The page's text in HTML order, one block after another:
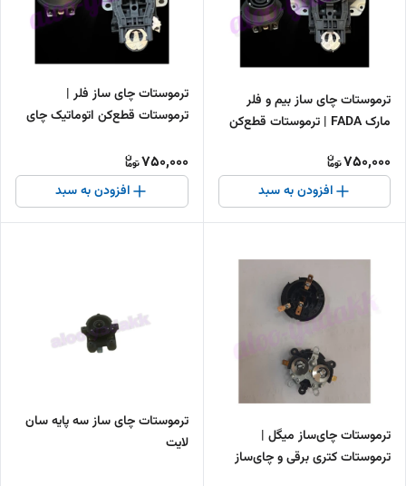
ترموستات چای ساز بیم و فلر
مارک FADA | ترموستات قطع‌کن
750,000
افزودن به سبد
ترموستات چای ساز فلر |
ترموستات قطع‌کن اتوماتیک چای
750,000
افزودن به سبد
ترموستات چای‌ساز میگل |
ترموستات کتری برقی و چای‌ساز
ترموستات چای ساز سه پایه سان
لایت